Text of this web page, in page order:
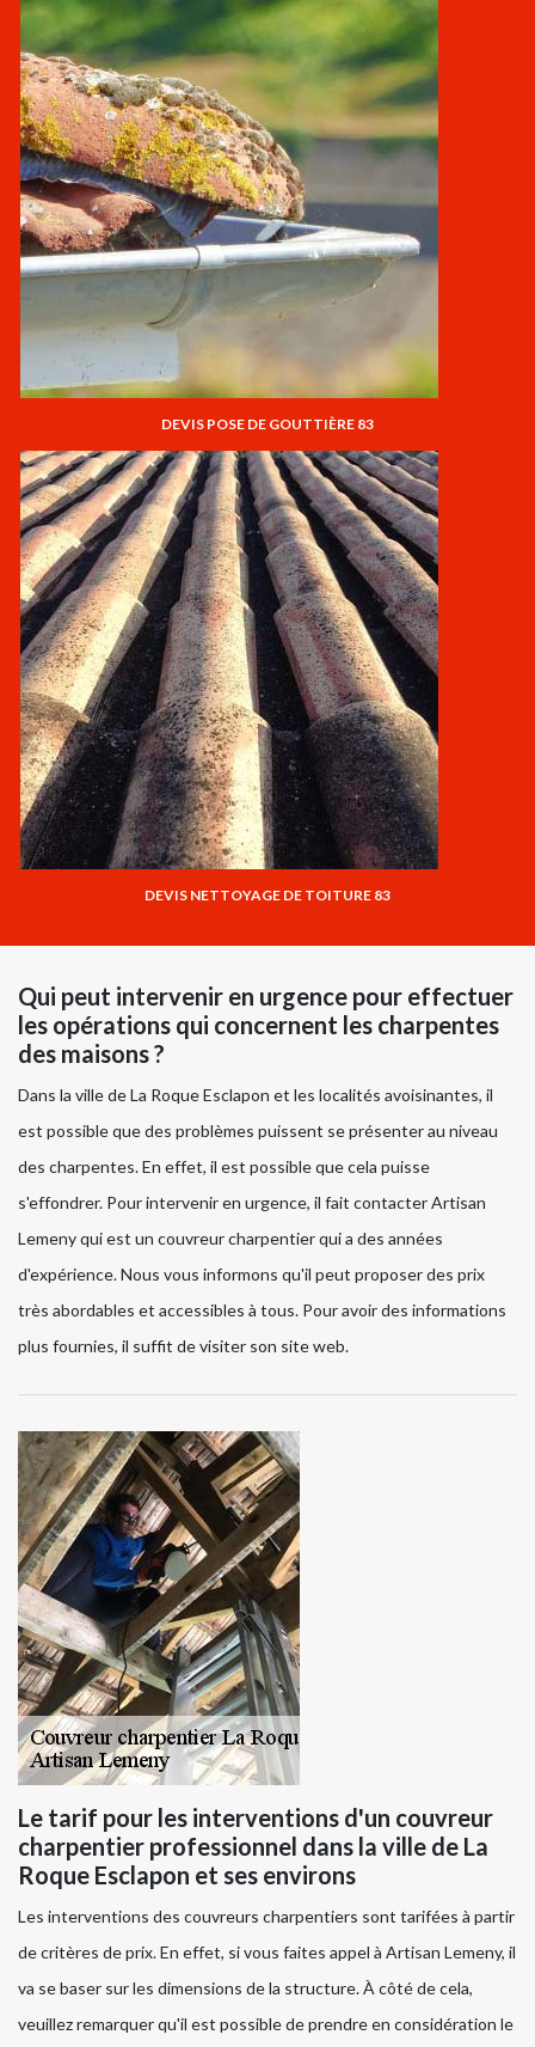
DEVIS POSE DE GOUTTIÈRE 83
DEVIS NETTOYAGE DE TOITURE 83
Qui peut intervenir en urgence pour effectuer
les opérations qui concernent les charpentes
des maisons ?
Dans la ville de La Roque Esclapon et les localités avoisinantes, il
est possible que des problèmes puissent se présenter au niveau
des charpentes. En effet, il est possible que cela puisse
s'effondrer. Pour intervenir en urgence, il fait contacter Artisan
Lemeny qui est un couvreur charpentier qui a des années
d'expérience. Nous vous informons qu'il peut proposer des prix
très abordables et accessibles à tous. Pour avoir des informations
plus fournies, il suffit de visiter son site web.
Le tarif pour les interventions d'un couvreur
charpentier professionnel dans la ville de La
Roque Esclapon et ses environs
Les interventions des couvreurs charpentiers sont tarifées à partir
de critères de prix. En effet, si vous faites appel à Artisan Lemeny, il
va se baser sur les dimensions de la structure. À côté de cela,
veuillez remarquer qu'il est possible de prendre en considération le